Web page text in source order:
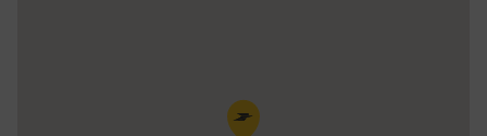
Pin de la carte